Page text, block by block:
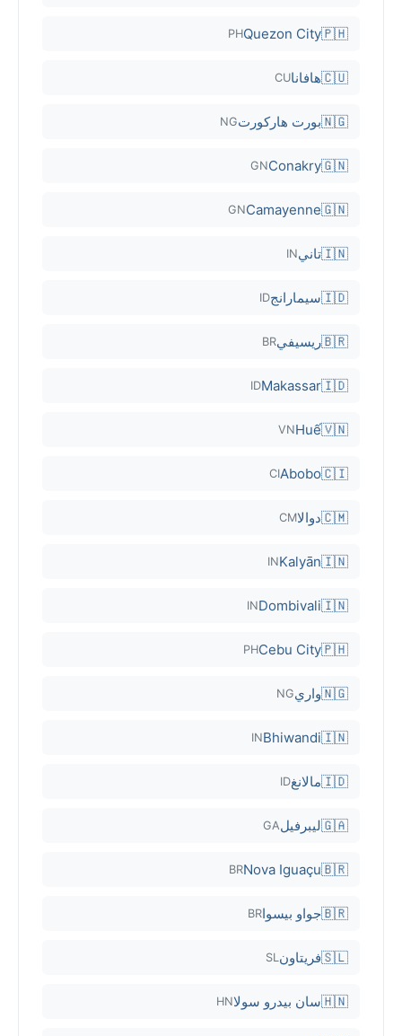
🇵🇭
Quezon City
PH
🇨🇺هافاناCU
🇳🇬بورت هاركورتNG
🇬🇳
Conakry
GN
🇬🇳
Camayenne
GN
🇮🇳تانيIN
🇮🇩سيمارانجID
🇧🇷ريسيفيBR
🇮🇩
Makassar
ID
🇻🇳
Huế
VN
🇨🇮
Abobo
CI
🇨🇲دوالاCM
🇮🇳
Kalyān
IN
🇮🇳
Dombivali
IN
🇵🇭
Cebu City
PH
🇳🇬واريNG
🇮🇳
Bhiwandi
IN
🇮🇩مالانغID
🇬🇦ليبرفيلGA
🇧🇷
Nova Iguaçu
BR
🇧🇷جواو بيسواBR
🇸🇱فريتاونSL
🇭🇳سان بيدرو سولاHN